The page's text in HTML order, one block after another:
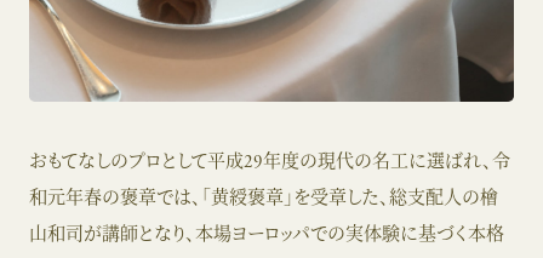
おもてなしのプロとして平成29年度の現代の名工に選ばれ、令
和元年春の褒章では、「黄綬褒章」を受章した、総支配人の檜
山和司が講師となり、本場ヨーロッパでの実体験に基づく本格